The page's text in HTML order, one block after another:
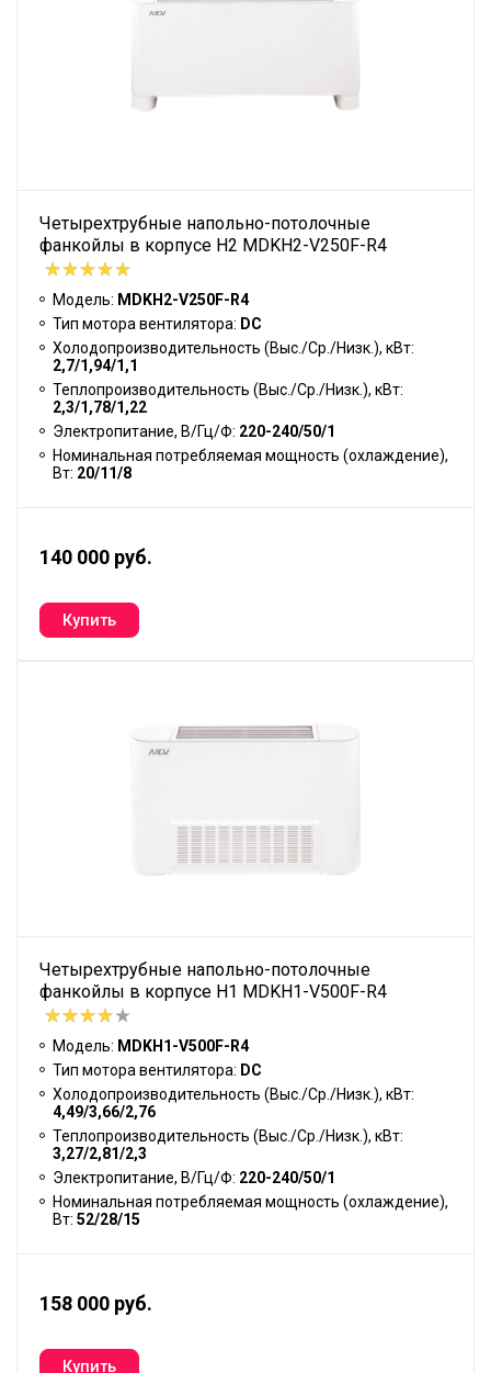
Четырехтрубные напольно-потолочные
фанкойлы в корпусе H2 MDKH2-V250F-R4
Модель: MDKH2-V250F-R4
Тип мотора вентилятора: DC
Холодопроизводительность (Выс./Ср./Низк.), кВт:
2,7/1,94/1,1
Теплопроизводительность (Выс./Ср./Низк.), кВт:
2,3/1,78/1,22
Электропитание, В/Гц/Ф: 220-240/50/1
Номинальная потребляемая мощность (охлаждение),
Вт: 20/11/8
140 000 руб.
Четырехтрубные напольно-потолочные
фанкойлы в корпусе H1 MDKH1-V500F-R4
Модель: MDKH1-V500F-R4
Тип мотора вентилятора: DC
Холодопроизводительность (Выс./Ср./Низк.), кВт:
4,49/3,66/2,76
Теплопроизводительность (Выс./Ср./Низк.), кВт:
3,27/2,81/2,3
Электропитание, В/Гц/Ф: 220-240/50/1
Номинальная потребляемая мощность (охлаждение),
Вт: 52/28/15
158 000 руб.